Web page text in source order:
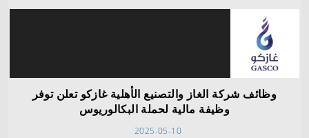
وظائف شركة الغاز والتصنيع الأهلية غازكو تعلن توفر
وظيفة مالية لحملة البكالوريوس
2025-05-10